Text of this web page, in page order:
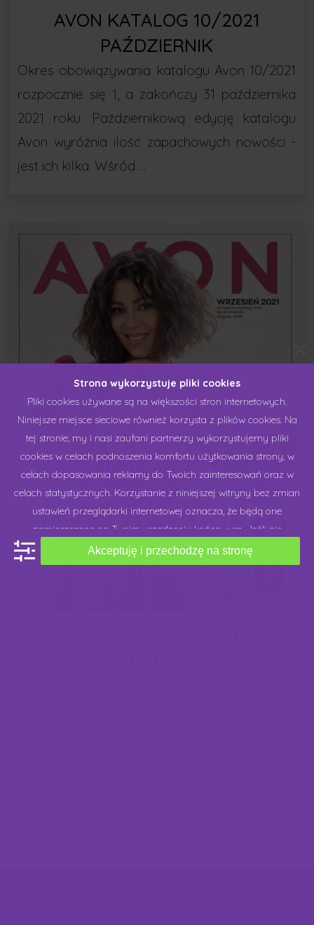
AVON KATALOG 10/2021
PAŹDZIERNIK
Okres obowiązywania katalogu Avon 10/2021
rozpocznie się 1, a zakończy 31 października
2021 roku. Październikową edycję katalogu
Avon wyróżnia ilość zapachowych nowości -
jest ich kilka. Wśród …
Strona wykorzystuje pliki cookies
Pliki cookies używane są na większości stron internetowych.
Niniejsze miejsce sieciowe również korzysta z plików cookies. Na
tej stronie, my i nasi zaufani partnerzy wykorzystujemy pliki
cookies w celach podnoszenia komfortu użytkowania strony, w
celach dopasowania reklamy do Twoich zainteresowań oraz w
celach statystycznych. Korzystanie z niniejszej witryny bez zmian
ustawień przeglądarki internetowej oznacza, że będą one
zamieszczane na Twoim urządzeniu końcowym. Jeśli nie
zgadzasz się na stosowanie plików cookies przez niniejsze
miejsce sieciowe, możesz dokonać zmiany "ustawień cookies",
Akceptuję i przechodzę na stronę